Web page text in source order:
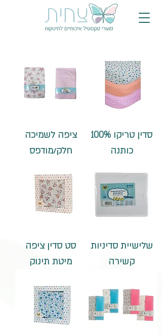
סדין טריקו 100%
כותנה
ציפה לשמיכה
חלק/מודפס
שלישיית סדיניות
קשירה
סט סדין ציפה
מיטת תינוק